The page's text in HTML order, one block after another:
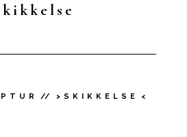
P T U R // > S K I K K E L S E <